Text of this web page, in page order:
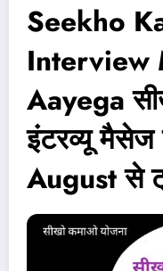
Seekho
Interview
Aayega
इंटरव्यू
August से